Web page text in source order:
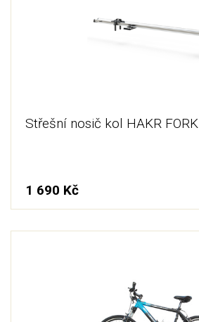
Střešní nosič kol HAKR FORK
1 690 Kč